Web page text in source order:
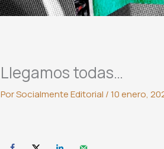
Llegamos todas…
PorSocialmente Editorial /10 enero,